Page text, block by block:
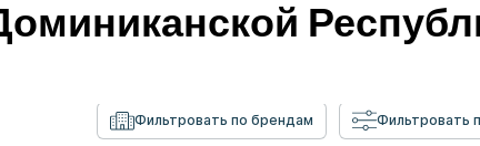
Фильтровать по брендам Фильтровать